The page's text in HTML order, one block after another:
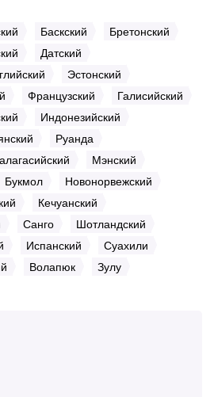
Баскский
Бретонский
Датский
Эстонский
Французский
Галисийский
Индонезийский
Руанда
Мэнский
Букмол
Новонорвежский
Кечуанский
Санго
Шотландский
Испанский
Суахили
Волапюк Зулу